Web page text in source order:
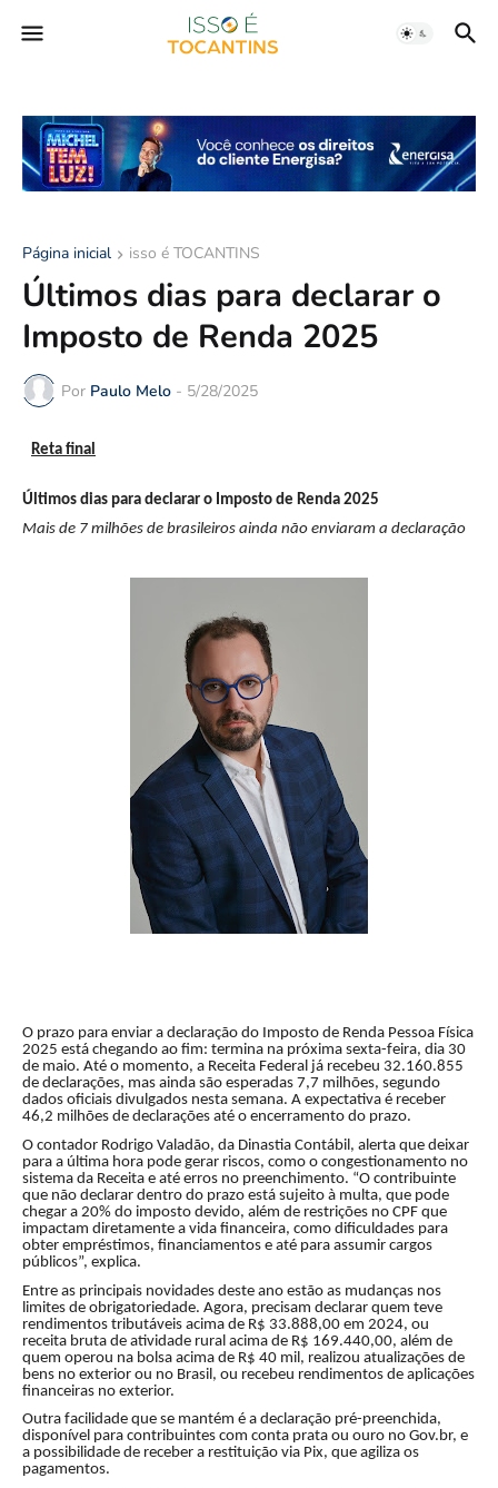
Página inicial isso é TOCANTINS
Últimos dias para declarar o
Imposto de Renda 2025
Por Paulo Melo - 5/28/2025
Reta final
Últimos dias para declarar o Imposto de Renda 2025
Mais de 7 milhões de brasileiros ainda não enviaram a declaração
O prazo para enviar a declaração do Imposto de Renda Pessoa Física
2025 está chegando ao fim: termina na próxima sexta-feira, dia 30
de maio. Até o momento, a Receita Federal já recebeu 32.160.855
de declarações, mas ainda são esperadas 7,7 milhões, segundo
dados oficiais divulgados nesta semana. A expectativa é receber
46,2 milhões de declarações até o encerramento do prazo.
O contador Rodrigo Valadão, da Dinastia Contábil, alerta que deixar
para a última hora pode gerar riscos, como o congestionamento no
sistema da Receita e até erros no preenchimento. “O contribuinte
que não declarar dentro do prazo está sujeito à multa, que pode
chegar a 20% do imposto devido, além de restrições no CPF que
impactam diretamente a vida financeira, como dificuldades para
obter empréstimos, financiamentos e até para assumir cargos
públicos”, explica.
Entre as principais novidades deste ano estão as mudanças nos
limites de obrigatoriedade. Agora, precisam declarar quem teve
rendimentos tributáveis acima de R$ 33.888,00 em 2024, ou
receita bruta de atividade rural acima de R$ 169.440,00, além de
quem operou na bolsa acima de R$ 40 mil, realizou atualizações de
bens no exterior ou no Brasil, ou recebeu rendimentos de aplicações
financeiras no exterior.
Outra facilidade que se mantém é a declaração pré-preenchida,
disponível para contribuintes com conta prata ou ouro no Gov.br, e
a possibilidade de receber a restituição via Pix, que agiliza os
pagamentos.